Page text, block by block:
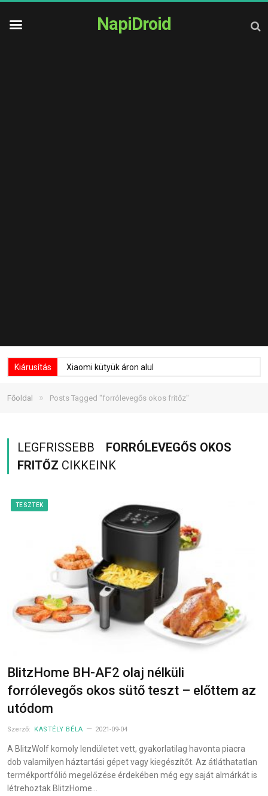
NapiDroid
Kiárusítás Xiaomi kütyük áron alul
Főoldal » Posts Tagged "forrólevegős okos fritőz"
LEGFRISSEBB
FORRÓLEVEGŐS OKOS
FRITŐZ CIKKEINK
TESZTEK
BlitzHome BH-AF2 olaj nélküli
forrólevegős okos sütő teszt – előttem az
utódom
Szerző: KASTÉLY BÉLA 2021-09-04
A BlitzWolf komoly lendületet vett, gyakorlatilag havonta piacra
dob valamilyen háztartási gépet vagy kiegészítőt. Az átláthatatlan
termékportfólió megelőzése érdekében még egy saját almárkát is
létrehoztak BlitzHome…